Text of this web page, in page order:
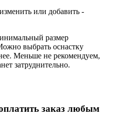
или добавить -
размер
выбрать оснастку
Меньше не рекомендуем,
затруднительно.
заказ любым